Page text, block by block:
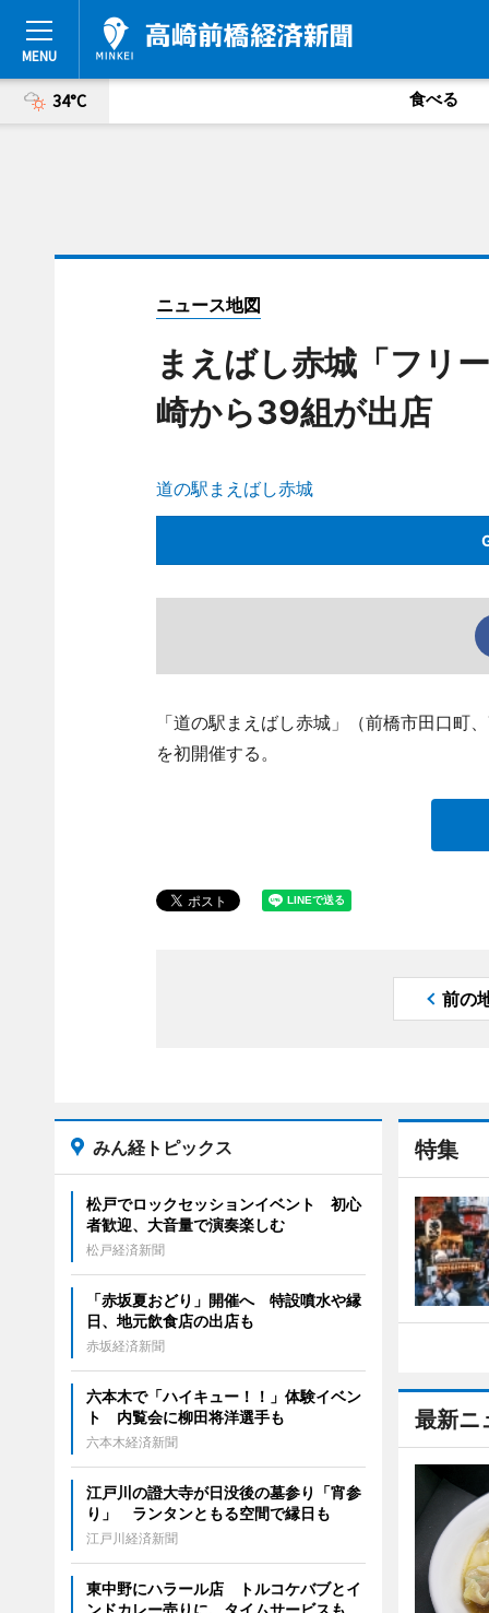
34°C 食べる
ニュース地図
まえばし赤城「フリ
崎から39組が出店
道の駅まえばし赤城
「道の駅まえばし赤城」（前橋市田口
を初開催する。
前の
特集
最新ニ
みん経トピックス
松戸でロックセッションイベント 初心
者歓迎、大音量で演奏楽しむ
松戸経済新聞
「赤坂夏おどり」開催へ 特設噴水や縁
日、地元飲食店の出店も
赤坂経済新聞
六本木で「ハイキュー！！」体験イベン
ト 内覧会に柳田将洋選手も
六本木経済新聞
江戸川の證大寺が日没後の墓参り「宵参
り」 ランタンともる空間で縁日も
江戸川経済新聞
東中野にハラール店 トルコケバブとイ